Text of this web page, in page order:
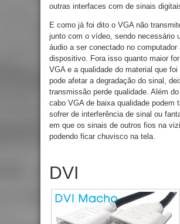
outras interfaces com de sinais
E como já foi dito o VGA não
junto com o vídeo, sendo necessário
áudio a ser conectado no computador
dispositivo. Fora isso quanto maior
VGA e a qualidade do material que foi
pode afetar a degradação do sinal,
transmissão perde qualidade. Além
cabo VGA de baixa qualidade podem
sofrer de interferência de sinal ou
em que os sinais de outros fios na
podendo ficar chuvisco na tela.
DVI